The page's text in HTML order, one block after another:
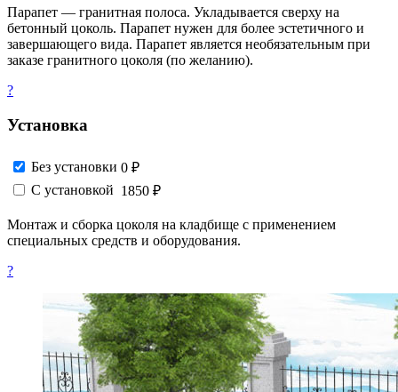
Парапет — гранитная полоса. Укладывается сверху на
бетонный цоколь. Парапет нужен для более эстетичного и
завершающего вида. Парапет является необязательным при
заказе гранитного цоколя (по желанию).
?
Установка
Без установки 0 ₽
С установкой 1850 ₽
Монтаж и сборка цоколя на кладбище с применением
специальных средств и оборудования.
?